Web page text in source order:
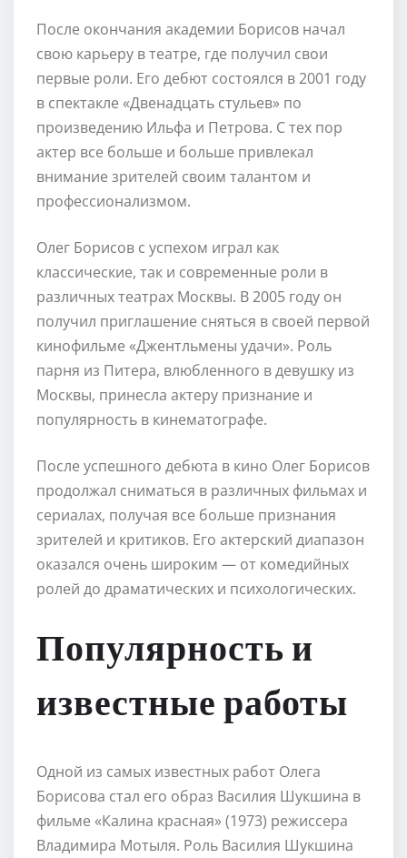
После окончания академии Борисов начал
свою карьеру в театре, где получил свои
первые роли. Его дебют состоялся в 2001 году
в спектакле «Двенадцать стульев» по
произведению Ильфа и Петрова. С тех пор
актер все больше и больше привлекал
внимание зрителей своим талантом и
профессионализмом.
Олег Борисов с успехом играл как
классические, так и современные роли в
различных театрах Москвы. В 2005 году он
получил приглашение сняться в своей первой
кинофильме «Джентльмены удачи». Роль
парня из Питера, влюбленного в девушку из
Москвы, принесла актеру признание и
популярность в кинематографе.
После успешного дебюта в кино Олег Борисов
продолжал сниматься в различных фильмах и
сериалах, получая все больше признания
зрителей и критиков. Его актерский диапазон
оказался очень широким — от комедийных
ролей до драматических и психологических.
Популярность и
известные работы
Одной из самых известных работ Олега
Борисова стал его образ Василия Шукшина в
фильме «Калина красная» (1973) режиссера
Владимира Мотыля. Роль Василия Шукшина